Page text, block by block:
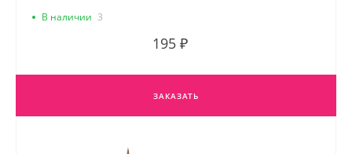
В наличии 3
195 ₽
ЗАКАЗАТЬ